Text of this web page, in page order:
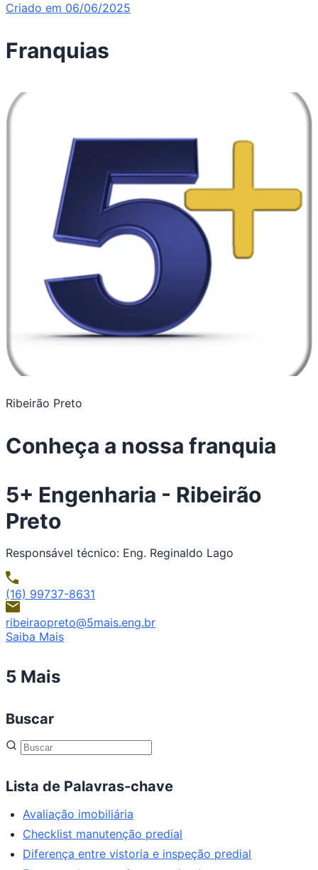
Criado em 06/06/2025
Franquias
Ribeirão Preto
Conheça a nossa franquia
5+ Engenharia - Ribeirão
Preto
Responsável técnico: Eng. Reginaldo Lago
(16) 99737-8631
ribeiraopreto@5mais.eng.br
Saiba Mais
5 Mais
Buscar
Lista de Palavras-chave
Avaliação imobiliária
Checklist manutenção predial
Diferença entre vistoria e inspeção predial